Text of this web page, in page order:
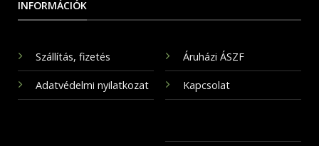
INFORMÁCIÓK
Szállítás, fizetés
Adatvédelmi nyilatkozat
Áruházi ÁSZF
Kapcsolat